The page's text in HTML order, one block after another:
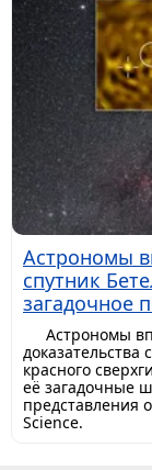
Астрономы
спутник
загадочное
Астрономы
доказательства
красного
её загадочные
представления
Science.